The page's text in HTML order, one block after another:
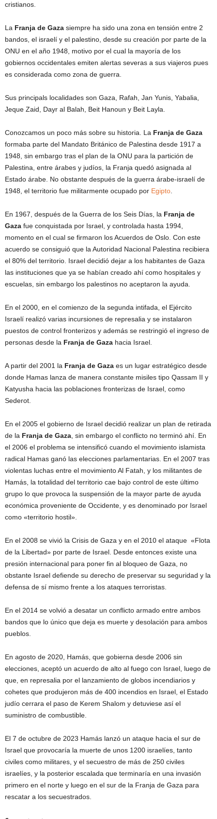
cristianos.
La Franja de Gaza siempre ha sido una zona en tensión entre 2
bandos, el israelí y el palestino, desde su creación por parte de la
ONU en el año 1948, motivo por el cual la mayoría de los
gobiernos occidentales emiten alertas severas a sus viajeros pues
es considerada como zona de guerra.
Sus principals localidades son Gaza, Rafah, Jan Yunis, Yabalia,
Jeque Zaid, Dayr al Balah, Beit Hanoun y Beit Layla.
Conozcamos un poco más sobre su historia. La Franja de Gaza
formaba parte del Mandato Británico de Palestina desde 1917 a
1948, sin embargo tras el plan de la ONU para la partición de
Palestina, entre árabes y judíos, la Franja quedó asignada al
Estado árabe. No obstante después de la guerra árabe-israelí de
1948, el territorio fue militarmente ocupado por Egipto
En 1967, después de la Guerra de los Seis Días, la Franja de
Gaza fue conquistada por Israel, y controlada hasta 1994,
momento en el cual se firmaron los Acuerdos de Oslo. Con este
acuerdo se consiguió que la Autoridad Nacional Palestina recibiera
el 80% del territorio. Israel decidió dejar a los habitantes de Gaza
las instituciones que ya se habían creado ahí como hospitales y
escuelas, sin embargo los palestinos no aceptaron la ayuda.
En el 2000, en el comienzo de la segunda intifada, el Ejército
Israelí realizó varias incursiones de represalia y se instalaron
puestos de control fronterizos y además se restringió el ingreso de
personas desde la Franja de Gaza hacia Israel.
A partir del 2001 la Franja de Gaza es un lugar estratégico desde
donde Hamas lanza de manera constante misiles tipo Qassam II y
Katyusha hacia las poblaciones fronterizas de Israel, como
Sederot.
En el 2005 el gobierno de Israel decidió realizar un plan de retirada
de la Franja de Gaza , sin embargo el conflicto no terminó ahí. En
el 2006 el problema se intensificó cuando el movimiento islamista
radical Hamas ganó las elecciones parlamentarias. En el 2007 tras
violentas luchas entre el movimiento Al Fatah, y los militantes de
Hamás, la totalidad del territorio cae bajo control de este último
grupo lo que provoca la suspensión de la mayor parte de ayuda
económica proveniente de Occidente, y es denominado por Israel
como «territorio hostil».
En el 2008 se vivió la Crisis de Gaza y en el 2010 el ataque «Flota
de la Libertad» por parte de Israel. Desde entonces existe una
presión internacional para poner fin al bloqueo de Gaza, no
obstante Israel defiende su derecho de preservar su seguridad y la
defensa de sí mismo frente a los ataques terroristas.
En el 2014 se volvió a desatar un conflicto armado entre ambos
bandos que lo único que deja es muerte y desolación para ambos
pueblos.
En agosto de 2020, Hamás, que gobierna desde 2006 sin
elecciones, aceptó un acuerdo de alto al fuego con Israel, luego de
que, en represalia por el lanzamiento de globos incendiarios y
cohetes que produjeron más de 400 incendios en Israel, el Estado
judío cerrara el paso de Kerem Shalom y detuviese así el
suministro de combustible.
El 7 de octubre de 2023 Hamás lanzó un ataque hacia el sur de
Israel que provocaría la muerte de unos 1200 israelíes, tanto
civiles como militares, y el secuestro de más de 250 civiles
israelíes, y la posterior escalada que terminaría en una invasión
primero en el norte y luego en el sur de la Franja de Gaza para
rescatar a los secuestrados.